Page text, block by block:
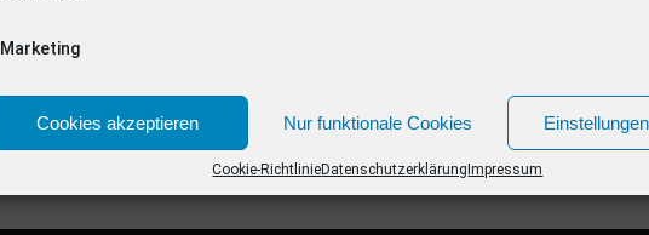
Marketing
Cookies akzeptieren Nur funktionale Cookies
Cookie-RichtlinieDatenschutzerklärung Impressum